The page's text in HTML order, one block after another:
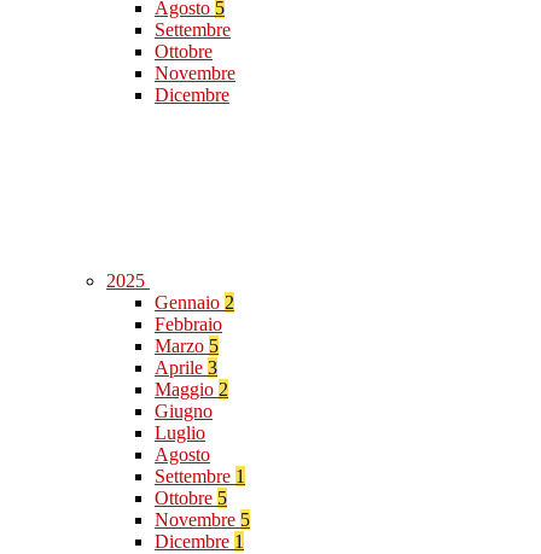
Agosto 5
Settembre
Ottobre
Novembre
Dicembre
2025
Gennaio 2
Febbraio
Marzo 5
Aprile 3
Maggio 2
Giugno
Luglio
Agosto
Settembre 1
Ottobre 5
Novembre 5
Dicembre 1